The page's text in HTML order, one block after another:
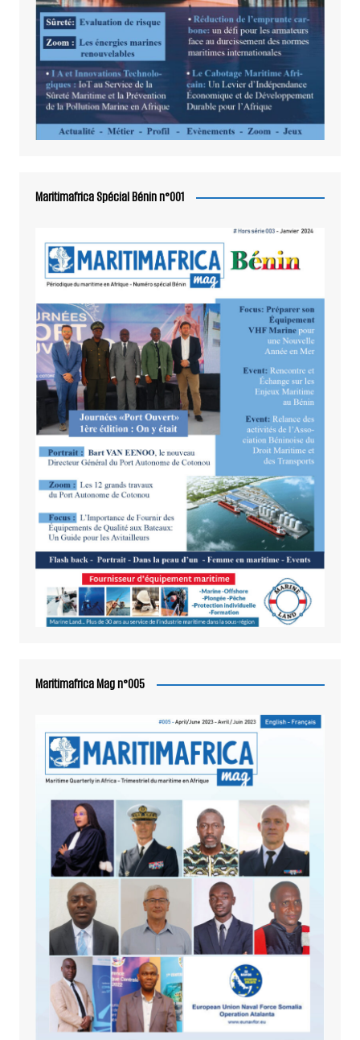
Maritimafrica Spécial Bénin n°001
Maritimafrica Mag n°005